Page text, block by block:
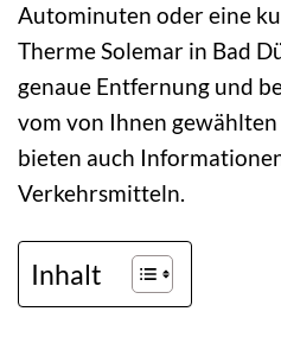
Autominuten oder eine
Therme Solemar in Bad
genaue Entfernung und
vom von Ihnen
bieten auch
Verkehrsmitteln.
Inhalt